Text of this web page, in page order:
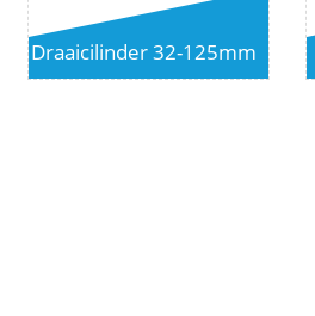
Draaicilinder 32-125mm